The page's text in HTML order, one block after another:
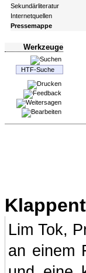
Sekundärliteratur
Internetquellen
Pressemappe
Werkzeuge
Lim Tok,
an einem